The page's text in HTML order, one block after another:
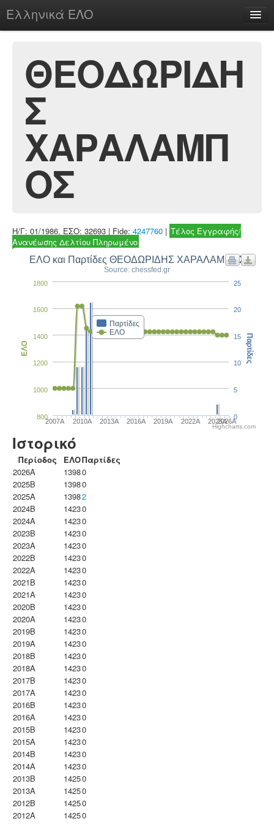
Ελληνικά ΕΛΟ
chesstu.be @ discord
Login
ΘΕΟΔΩΡΙΔΗ
Σ
ΧΑΡΑΛΑΜΠ
ΟΣ
Η/Γ: 01/1986, ΕΣΟ: 32693 | Fide: 4247760 | Τέλος Εγγραφής/
Ανανέωσης Δελτίου Πληρωμένο
ΕΛΟ και Παρτίδες ΘΕΟΔΩΡΙΔΗΣ ΧΑΡΑΛΑΜΠΟΣ
Source: chessfed.gr
Παρτίδες
ΕΛΟ
2007A 2010A 2013A 2016A 2019A 2022A 2025A2026A
800
1000
1200
1400
1600
1800
ΕΛΟ
0
5
10
15
20
25
Παρτίδες
Highcharts.com
Ιστορικό
Περίοδος ΕΛΟΠαρτίδες
2026A
13980
2025B
13980
2025A
13982
2024B
14230
2024A
14230
2023B
14230
2023Α
14230
2022B
14230
2022A
14230
2021B
14230
2021A
14230
2020B
14230
2020A
14230
2019B
14230
2019A
14230
2018B
14230
2018A
14230
2017B
14230
2017A
14230
2016B
14230
2016A
14230
2015B
14230
2015A
14230
2014B
14230
2014A
14230
2013B
14250
2013A
14250
2012B
14250
2012A
14250